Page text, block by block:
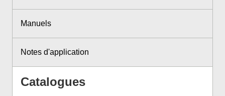
Manuels
Notes d'application
Catalogues